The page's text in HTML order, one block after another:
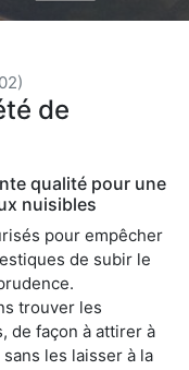
de
qualité pour une
nuisibles
pour empêcher
de subir le
trouver les
de façon à attirer à
les laisser à la